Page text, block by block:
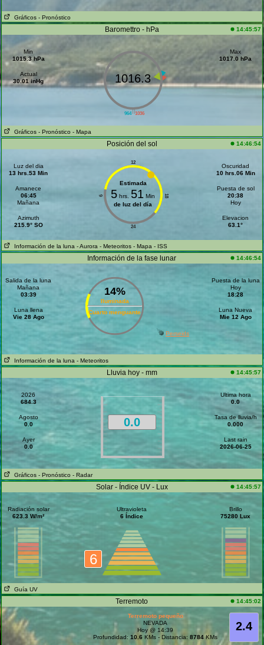
Gráficos - Pronóstico
Baromettro - hPa 14:45:57
Min
1015.3 hPa
Actual
30.01 inHg
||
964 1036
1016.3
Max
1017.0 hPa
Gráficos - Pronóstico - Mapa
Posición del sol 14:46:54
Luz del dia
13 hrs.53 Min
Amanece
06:45
Mañana
Azimuth
215.9° SO
12
24
6 18
Estimada
5 hrs. 51 Min
de luz del día
Oscuridad
10 hrs.06 Min
Puesta de sol
20:38
Hoy
Elevacion
63.1°
Información de la luna - Aurora - Meteoritos - Mapa - ISS
Información de la fase lunar 14:46:54
Salida de la luna
Mañana
03:39
Luna llena
Vie 28 Ago
14%
Iluminada
Cuarto menguante
Puesta de la luna
Hoy
18:28
Luna Nueva
Mie 12 Ago
Perseids
Información de la luna - Meteoritos
Lluvia hoy - mm 14:45:57
2026
684.3
Agosto
0.0
Ayer
0.0
0.0
Ultima hora
0.0
Tasa de lluvia/h
0.000
Last rain
2026-06-25
Gráficos - Pronóstico - Radar
Solar - Índice UV - Lux 14:45:57
Radiación solar
623.3 W/m²
Ultravioleta
6 Índice
6
Brillo
75280 Lux
Guía UV
Terremoto 14:45:02
2.4
Terremoto pequeño
NEVADA
Hoy @ 14:39
Profundidad:10.6 KMs - Distancia:8784KMs